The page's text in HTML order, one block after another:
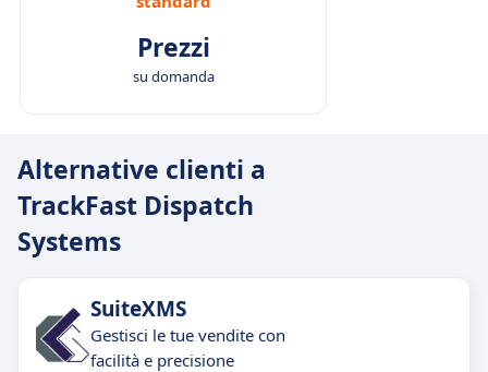
Prezzi
su domanda
Alternative clienti a
TrackFast Dispatch
Systems
SuiteXMS
Gestisci le tue vendite con
facilità e precisione